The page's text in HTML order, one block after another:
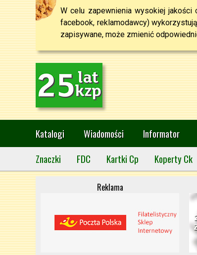
W celu zapewnienia wysokiej
facebook, reklamodawcy)
zapisywane, może zmienić
Katalogi Wiadomości Informator
Znaczki
FDC Kartki Cp Koperty Ck
Reklama